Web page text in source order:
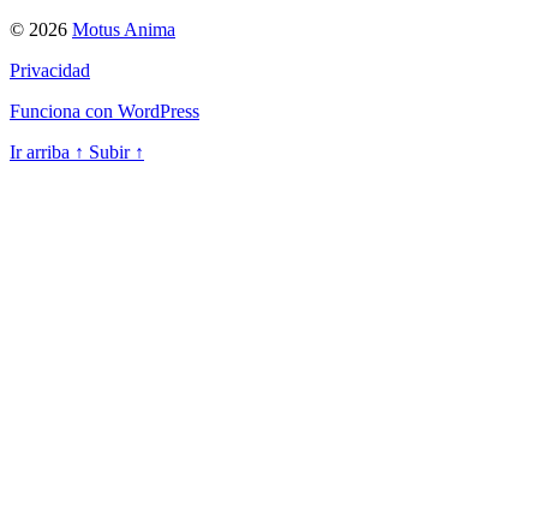
© 2026 Motus Anima
Privacidad
Funciona con WordPress
Ir arriba ↑ Subir ↑